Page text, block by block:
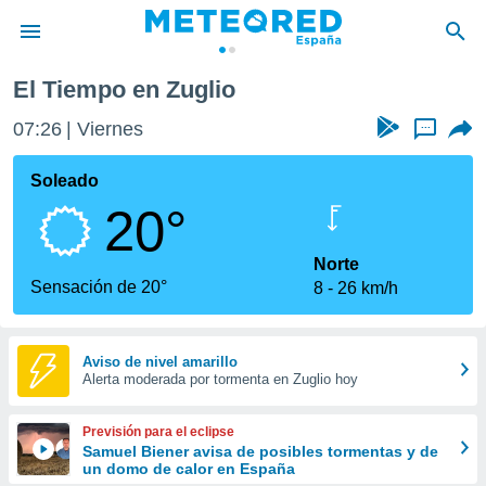
de
por
que se
calidad.
a este
las
y
forma
digital
basada
El Tiempo en Zuglio
07:26 Viernes ...
Soleado
20°
Sensación de 20°
Norte
8
26 km/h
Aviso de nivel amarillo
Alerta moderada por tormenta en Zuglio hoy
Previsión para el eclipse
Samuel Biener avisa de posibles tormentas y de
un domo de calor en España